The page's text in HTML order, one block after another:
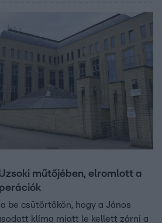
műtőjében, elromlott a
be csütörtökön, hogy a János
klíma miatt le kellett zárni a